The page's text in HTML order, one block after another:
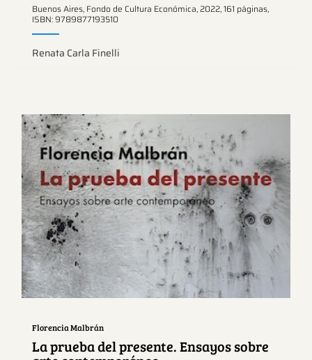
Buenos Aires, Fondo de Cultura Económica, 2022, 161 páginas,
ISBN: 9789877193510
Renata Carla Finelli
Ver más sobre este tema.
Florencia Malbrán
La prueba del presente. Ensayos sobre